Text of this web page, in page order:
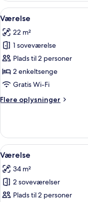
Indlæs
alle
billeder
af
Værelse
14
Værelse
22 m²
1 soveværelse
Plads til 2 personer
2 enkeltsenge
Gratis Wi-Fi
Flere oplysninger
Flere
Indlæs
alle
billeder
af
Værelse
13
Værelse
34 m²
2 soveværelser
Plads til 2 personer